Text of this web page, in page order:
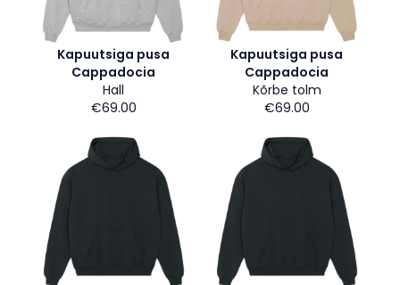
Kapuutsiga pusa
Cappadocia
Hall
€69.00
Kapuutsiga pusa
Cappadocia
Kõrbe tolm
€69.00